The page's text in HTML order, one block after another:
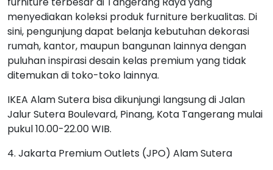
menyediakan koleksi produk furniture berkualitas. Di
sini, pengunjung dapat belanja kebutuhan dekorasi
rumah, kantor, maupun bangunan lainnya dengan
puluhan inspirasi desain kelas premium yang tidak
ditemukan di toko-toko lainnya.
IKEA Alam Sutera bisa dikunjungi langsung di Jalan
Jalur Sutera Boulevard, Pinang, Kota Tangerang mulai
pukul 10.00-22.00 WIB.
4. Jakarta Premium Outlets (JPO) Alam Sutera